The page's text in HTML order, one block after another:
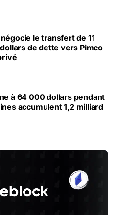
le transfert de 11
de dette vers Pimco
à 64 000 dollars pendant
accumulent 1,2 milliard